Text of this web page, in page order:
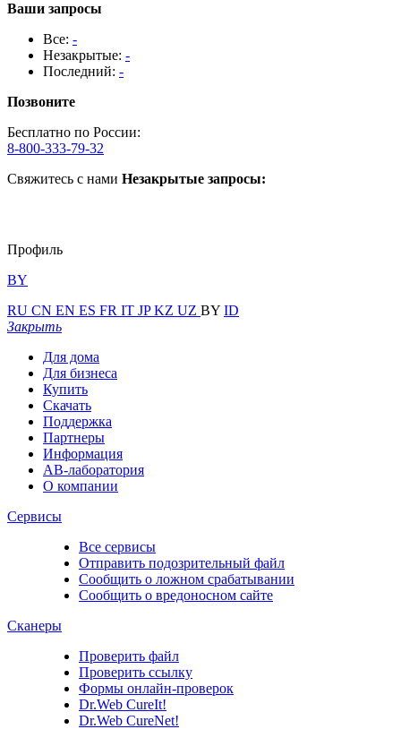
Ваши запросы
Все: -
Незакрытые: -
Последний: -
Позвоните
Бесплатно по России:
8-800-333-79-32
Свяжитесь с нами Незакрытые запросы:
Профиль
BY
RU CN EN ES FR IT JPKZ UZ BY ID
Закрыть
Для дома
Для бизнеса
Купить
Скачать
Поддержка
Партнеры
Информация
АВ-лаборатория
О компании
Сервисы
Все сервисы
Отправить подозрительный файл
Сообщить о ложном срабатывании
Сообщить о вредоносном сайте
Сканеры
Проверить файл
Проверить ссылку
Формы онлайн-проверок
Dr.Web CureIt!
Dr.Web CureNet!